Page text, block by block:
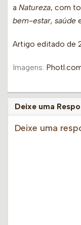
a Natureza, com
bem-estar, saúde
Artigo editado de
Imagens:
Deixe uma
Deixe uma